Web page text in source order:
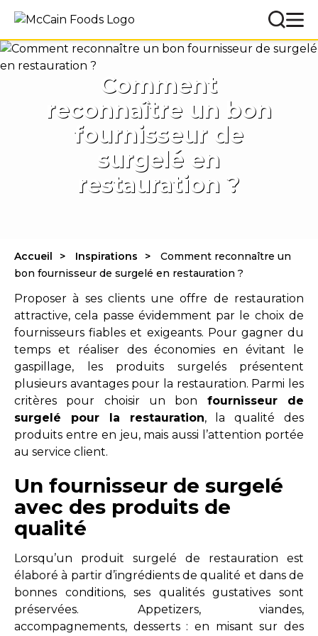
Comment
reconnaître un bon
fournisseur de
surgelé en
restauration ?
Accueil Inspirations
Comment reconnaître un
bon fournisseur de surgelé en restauration ?
Proposer à ses clients une offre de restauration
attractive, cela passe évidemment par le choix de
fournisseurs fiables et exigeants. Pour gagner du
temps et réaliser des économies en évitant le
gaspillage, les produits surgelés présentent
plusieurs avantages pour la restauration. Parmi les
critères pour choisir un bon fournisseur de
surgelé pour la restauration, la qualité des
produits entre en jeu, mais aussi l’attention portée
au service client.
Un fournisseur de surgelé
avec des produits de
qualité
Lorsqu’un produit surgelé de restauration est
élaboré à partir d’ingrédients de qualité et dans de
bonnes conditions, ses qualités gustatives sont
préservées. Appetizers, viandes,
accompagnements, desserts : en misant sur des